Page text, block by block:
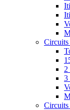
2
3
Circuits